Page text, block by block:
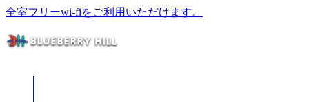
全室フリーwi-fiをご利用いただけます。